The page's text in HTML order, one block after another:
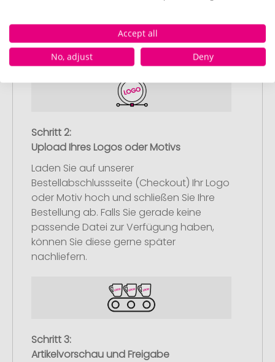
Anschließend legen Sie die konfigurierten
Artikel in Ihren Warenkorb.
Schritt 2:
Upload Ihres Logos oder Motivs
Laden Sie auf unserer
Bestellabschlussseite (Checkout) Ihr Logo
oder Motiv hoch und schließen Sie Ihre
Bestellung ab. Falls Sie gerade keine
passende Datei zur Verfügung haben,
können Sie diese gerne später
nachliefern.
Schritt 3:
Artikelvorschau und Freigabe
Accept all
No, adjust
Deny